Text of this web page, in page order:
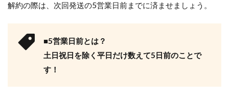
解約の際は、次回発送の5営業日前までに済ませましょう。
■5営業日前とは？
土日祝日を除く平日だけ数えて5日前のことで
す！